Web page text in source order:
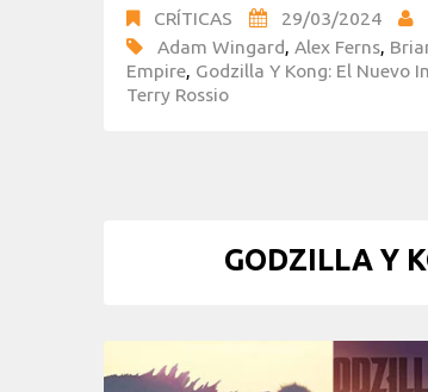
CRÍTICAS 29/03/2024
Adam Wingard Alex Ferns
Empire Godzilla Y Kong: El Nuevo
Terry Rossio
GODZILLA Y